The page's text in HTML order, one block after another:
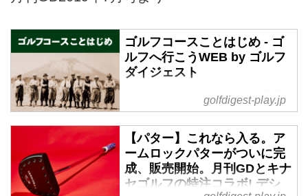
ゴルフコースことはじめ - ゴ
ルフへ行こうWEB by ゴルフ
ダイジェスト
ゴルフコースことはじめ の記事
一覧 - 沖縄から北海道まで全国の
国内ゴルフ旅行、ハワイ・北南
米・英国・スコットランド・欧
州・タイ・マレーシアなど世界中
の海外ゴルフ旅行をご案内。ゴル
フ場会員権の売買、ゴルフダイジ
golfdigest-play.jp
【パター】これなら入る。ア
ームロックパターがついに完
成、販売開始。月刊GDとキナ
セゴルフの特注コラボ! デシ